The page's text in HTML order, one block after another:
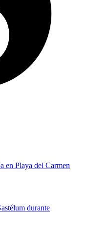
en Playa del Carmen
durante